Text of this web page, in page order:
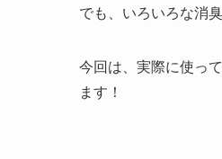
でも、いろいろな消
今回は、実際に使っ
ます！